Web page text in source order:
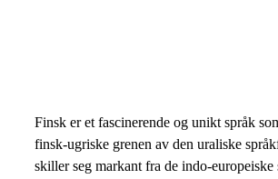
Finsk er et fascinerende og unikt språk
finsk-ugriske grenen av den uraliske
skiller seg markant fra de indo-europeiske